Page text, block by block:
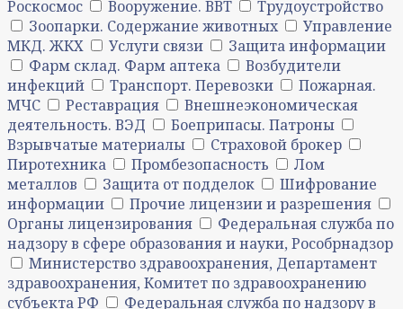
Роскосмос
Вооружение. ВВТ
Трудоустройство
Зоопарки. Содержание животных
Управление
МКД. ЖКХ
Услуги связи
Защита информации
Фарм склад. Фарм аптека
Возбудители
инфекций
Транспорт. Перевозки
Пожарная.
МЧС
Реставрация
Внешнеэкономическая
деятельность. ВЭД
Боеприпасы. Патроны
Взрывчатые материалы
Страховой брокер
Пиротехника
Промбезопасность
Лом
металлов
Защита от подделок
Шифрование
информации
Прочие лицензии и разрешения
Органы лицензирования
Федеральная служба по
надзору в сфере образования и науки, Рособрнадзор
Министерство здравоохранения, Департамент
здравоохранения, Комитет по здравоохранению
субъекта РФ
Федеральная служба по надзору в